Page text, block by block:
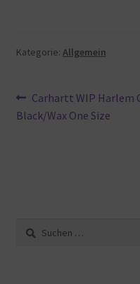
Kategorie: Allgemein
Vorheriger
Beitrag:
Carhartt WIP Harlem
Black/Wax One Size
Suche
nach: